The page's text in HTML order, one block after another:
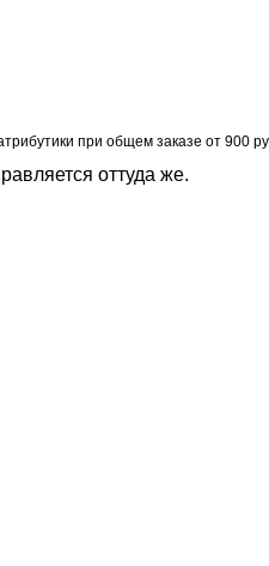
при общем заказе от 900
оттуда же.